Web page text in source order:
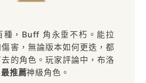
種，Buff 角永垂不朽。能拉
害，無論版本如何更迭，都
的角色。玩家評論中，布洛
最推薦神級角色。